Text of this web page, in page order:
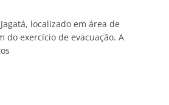
localizado em área de
do exercício de evacuação. A